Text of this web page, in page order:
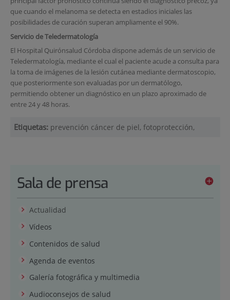
que cuando el melanoma se detecta en estadios iniciales las
posibilidades de curación superan ampliamente el 90%.
Servicio de Teledermatología
El Hospital Quirónsalud Córdoba dispone además de un servicio de
Teledermatología, mediante el cual el paciente acude a consulta para
la toma de imágenes de la lesión cutánea mediante dermatoscopio,
que posteriormente son evaluadas por un dermatólogo,
permitiendo obtener un diagnóstico en un plazo aproximado de
entre 24 y 48 horas.
Etiquetas: prevención cáncer de piel, fotoprotección,
Sala de prensa
Actualidad
Vídeos
Contenidos de salud
Agenda de eventos
Galería fotográfica y multimedia
Audioconsejos de salud